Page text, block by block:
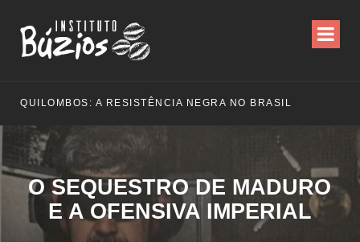
QUILOMBOS: A RESISTÊNCIA NEGRA NO BRASIL
O SEQUESTRO DE MADURO
E A OFENSIVA IMPERIAL